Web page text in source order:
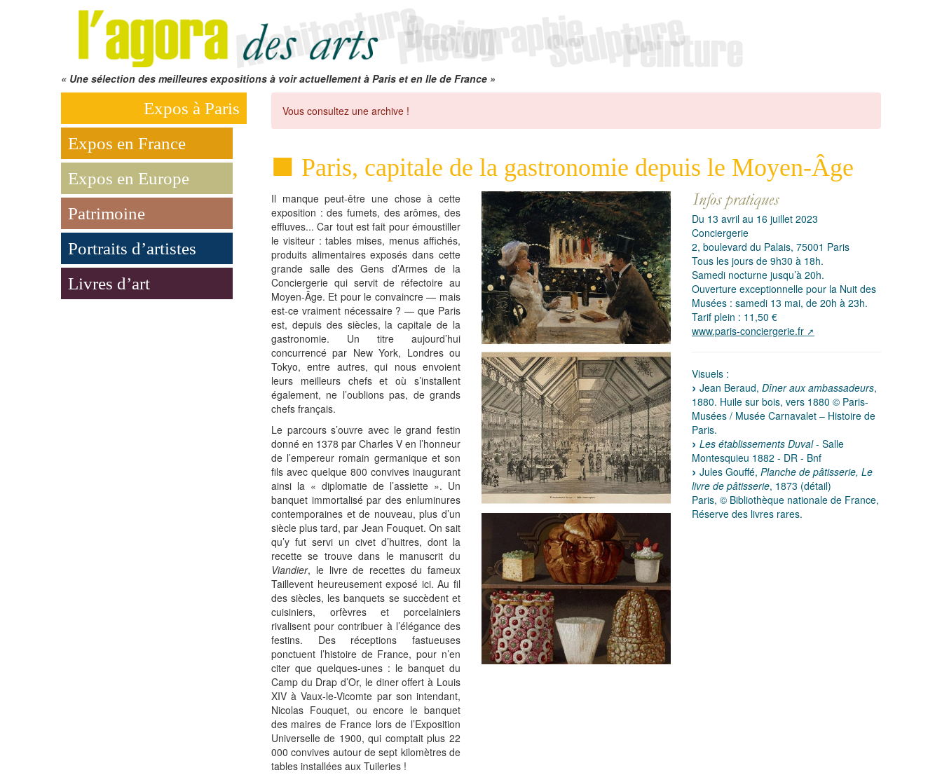
« Une sélection des meilleures expositions à voir actuellement à Paris et en Ile de France »
Expos à Paris
Expos en France
Expos en Europe
Patrimoine
Portraits d’artistes
Livres d’art
Vous consultez une archive !
Paris, capitale de la gastronomie depuis le Moyen-Âge
Il manque peut-être une chose à cette
exposition : des fumets, des arômes, des
effluves... Car tout est fait pour émoustiller
le visiteur : tables mises, menus affichés,
produits alimentaires exposés dans cette
grande salle des Gens d’Armes de la
Conciergerie qui servit de réfectoire au
Moyen-Âge. Et pour le convaincre — mais
est-ce vraiment nécessaire ? — que Paris
est, depuis des siècles, la capitale de la
gastronomie. Un titre aujourd’hui
concurrencé par New York, Londres ou
Tokyo, entre autres, qui nous envoient
leurs meilleurs chefs et où s’installent
également, ne l’oublions pas, de grands
chefs français.
Le parcours s’ouvre avec le grand festin
donné en 1378 par Charles V en l’honneur
de l’empereur romain germanique et son
fils avec quelque 800 convives inaugurant
ainsi la « diplomatie de l’assiette ». Un
banquet immortalisé par des enluminures
contemporaines et de nouveau, plus d’un
siècle plus tard, par Jean Fouquet. On sait
qu’y fut servi un civet d’huitres, dont la
recette se trouve dans le manuscrit du
Viandier, le livre de recettes du fameux
Taillevent heureusement exposé ici. Au fil
des siècles, les banquets se succèdent et
cuisiniers, orfèvres et porcelainiers
rivalisent pour contribuer à l’élégance des
festins. Des réceptions fastueuses
ponctuent l’histoire de France, pour n’en
citer que quelques-unes : le banquet du
Camp du Drap d’Or, le diner offert à Louis
XIV à Vaux-le-Vicomte par son intendant,
Nicolas Fouquet, ou encore le banquet
des maires de France lors de l’Exposition
Universelle de 1900, qui comptait plus 22
000 convives autour de sept kilomètres de
tables installées aux Tuileries !
Du 13 avril au 16 juillet 2023
Conciergerie
2, boulevard du Palais, 75001 Paris
Tous les jours de 9h30 à 18h.
Samedi nocturne jusqu’à 20h.
Ouverture exceptionnelle pour la Nuit des
Musées : samedi 13 mai, de 20h à 23h.
Tarif plein : 11,50 €
www.paris-conciergerie.fr
Visuels :
Jean Beraud, Dîner aux ambassadeurs,
1880. Huile sur bois, vers 1880 © Paris-
Musées / Musée Carnavalet – Histoire de
Paris.
Les établissements Duval- Salle
Montesquieu 1882 - DR - Bnf
Jules Gouffé, Planche de pâtisserie, Le
livre de pâtisserie, 1873 (détail)
Paris, © Bibliothèque nationale de France,
Réserve des livres rares.